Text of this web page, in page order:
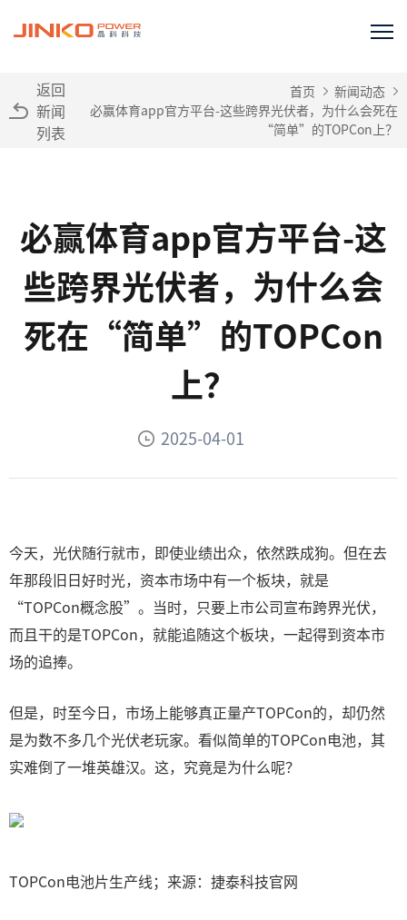
返回
新闻
列表
首页
新闻动态
必赢体育app官方平台-这些跨界光伏者，为什么会死在
“简单”的TOPCon上？
必赢体育app官方平台-这
些跨界光伏者，为什么会
死在“简单”的TOPCon
上？
2025-04-01
今天，光伏随行就市，即使业绩出众，依然跌成狗。但在去
年那段旧日好时光，资本市场中有一个板块，就是
“TOPCon概念股”。当时，只要上市公司宣布跨界光伏，
而且干的是TOPCon，就能追随这个板块，一起得到资本市
场的追捧。
但是，时至今日，市场上能够真正量产TOPCon的，却仍然
是为数不多几个光伏老玩家。看似简单的TOPCon电池，其
实难倒了一堆英雄汉。这，究竟是为什么呢？
TOPCon电池片生产线；来源：捷泰科技官网